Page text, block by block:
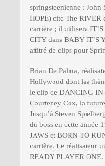
springsteenienne : John
HOPE) cite The RIVER
carrière ; il utilisera
CITY dans BABY IT’S
attitré de clips pour
Brian De Palma,
Hollywood dont les
le clip de DANCING IN
Courteney Cox, la
Jusqu’à Steven
du boss en cette année
JAWS et BORN TO
carrière. Le réalisateur
READY PLAYER ONE.